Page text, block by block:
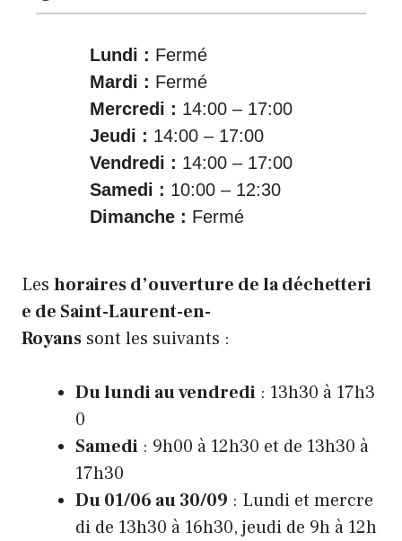
Lundi : Fermé
Mardi : Fermé
Mercredi : 14:00 – 17:00
Jeudi : 14:00 – 17:00
Vendredi : 14:00 – 17:00
Samedi : 10:00 – 12:30
Dimanche : Fermé
Les horaires d’ouverture de la déchetteri
e de Saint-Laurent-en-
Royans sont les suivants :
Du lundi au vendredi : 13h30 à 17h3
0
Samedi : 9h00 à 12h30 et de 13h30 à
17h30
Du 01/06 au 30/09 : Lundi et mercre
di de 13h30 à 16h30, jeudi de 9h à 12h